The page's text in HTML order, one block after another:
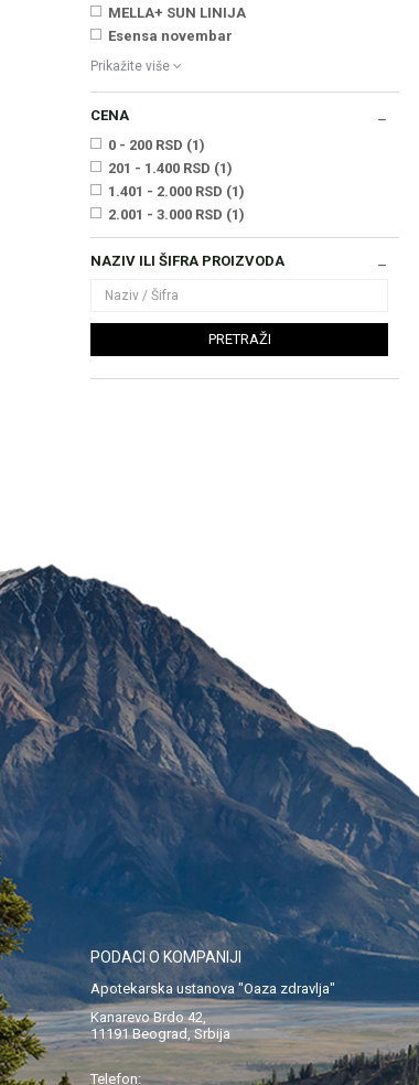
MELLA+ SUN LINIJA
Esensa novembar
Prikažite više
CENA
0 - 200 RSD (1)
201 - 1.400 RSD (1)
1.401 - 2.000 RSD (1)
2.001 - 3.000 RSD (1)
NAZIV ILI ŠIFRA PROIZVODA
PRETRAŽI
PODACI O KOMPANIJI
Apotekarska ustanova "Oaza zdravlja"
Kanarevo Brdo 42,
11191 Beograd, Srbija
Telefon: